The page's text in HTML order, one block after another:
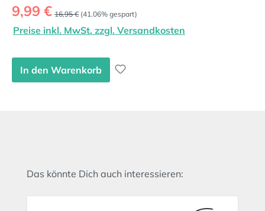
Verkaufspreis:
9,99 € Regulärer Preis:
16,95 € (41.06% gespart)
Preise inkl. MwSt. zzgl. Versandkosten
In den Warenkorb
Produktgalerie überspringen
Das könnte Dich auch interessieren: